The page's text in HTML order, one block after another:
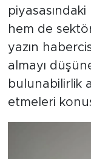
hem de
yazın
almayı
bulunabilirlik
etmeleri